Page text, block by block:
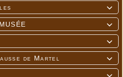




de Martel
